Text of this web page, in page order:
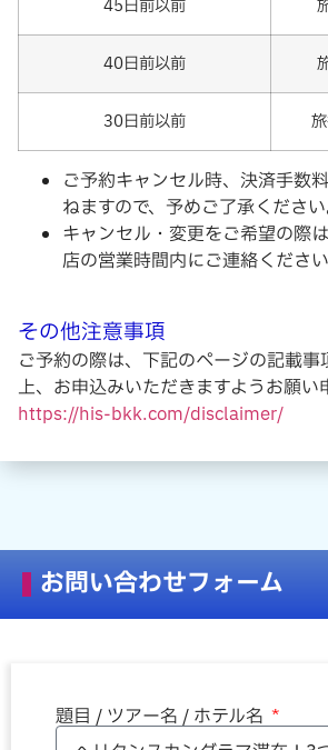
45日前以前
40日前以前
30日前以前
ご予約キャンセル時、決済手数
ねますので、予めご了承ください
キャンセル・変更をご希望の際
店の営業時間内にご連絡ください
その他注意事項
ご予約の際は、下記のページの記載
上、お申込みいただきますようお願い
https://his-bkk.com/disclaimer/
お問い合わせフォーム
題目 / ツアー名 / ホテル名